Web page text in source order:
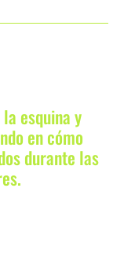
esquina y
en cómo
durante las